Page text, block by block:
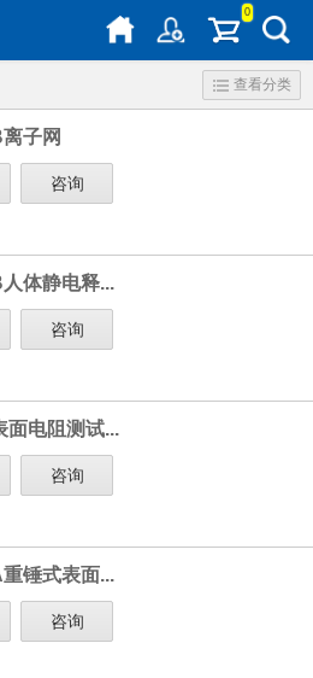
0
查看分类
子网
咨询
体静电释...
咨询
面电阻测试...
咨询
锤式表面...
咨询